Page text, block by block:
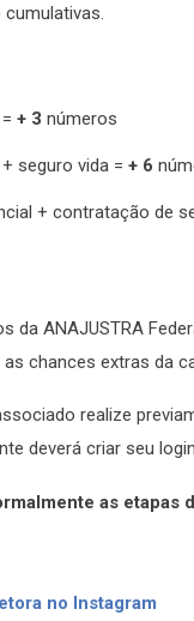
+ 3 números
seguro vida = + 6
+ contratação de
da ANAJUSTRA
chances extras da
realize
deverá criar seu
as etapas
no Instagram